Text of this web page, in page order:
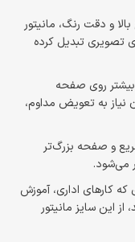
و دقت رنگ، مانیتور
تصویری تبدیل کرده
بیشتر روی صفحه
نیاز به تعویض مداوم،
و صفحه بزرگ‌تر
می‌شود.
که کارهای اداری، آموزش
از این سایز مانیتور